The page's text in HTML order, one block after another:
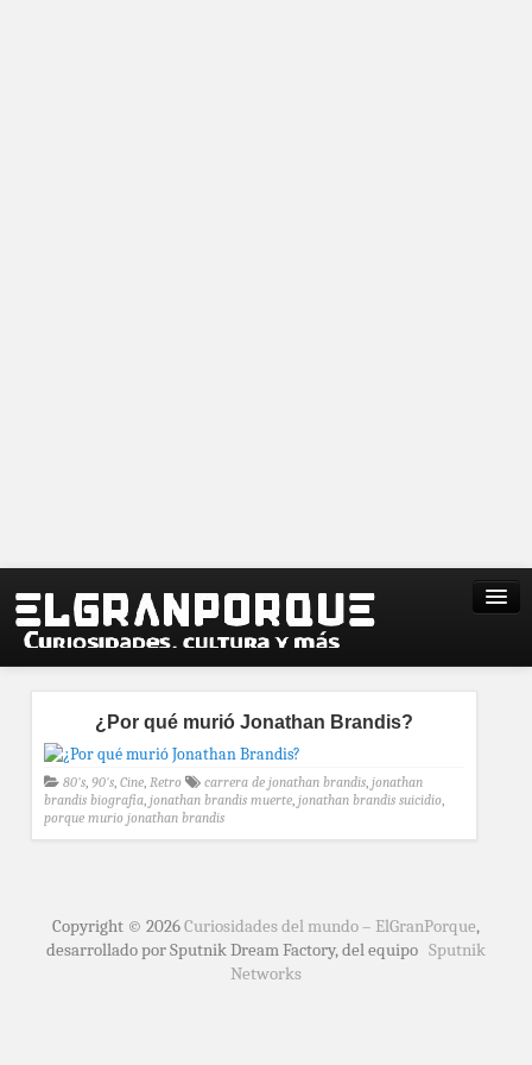
¿Por qué murió Jonathan Brandis?
80's, 90's, Cine, Retro carrera de jonathan brandis, jonathan
brandis biografia, jonathan brandis muerte, jonathan brandis suicidio,
porque murio jonathan brandis
Copyright © 2026Curiosidades del mundo – ElGranPorque,
desarrollado por Sputnik Dream Factory, del equipo Sputnik
Networks